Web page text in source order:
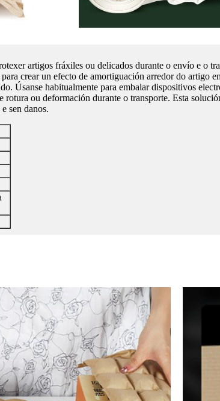
artigos fráxiles ou delicados durante o envío e o
crear un efecto de amortiguación arredor do artigo
Úsanse habitualmente para embalar dispositivos
ou deformación durante o transporte. Esta
sen danos.